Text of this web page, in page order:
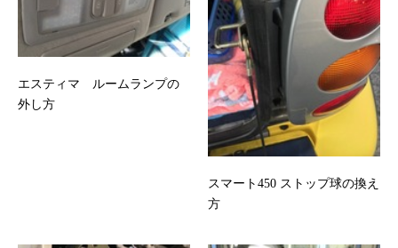
エスティマ ルームランプの
外し方
スマート450 ストップ球の換え
方